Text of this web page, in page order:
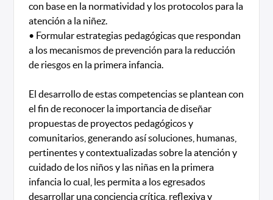
con base en la normatividad y los protocolos para la
atención a la niñez.
• Formular estrategias pedagógicas que respondan
a los mecanismos de prevención para la reducción
de riesgos en la primera infancia.
El desarrollo de estas competencias se plantean con
el fin de reconocer la importancia de diseñar
propuestas de proyectos pedagógicos y
comunitarios, generando así soluciones, humanas,
pertinentes y contextualizadas sobre la atención y
cuidado de los niños y las niñas en la primera
infancia lo cual, les permita a los egresados
desarrollar una conciencia crítica, reflexiva y